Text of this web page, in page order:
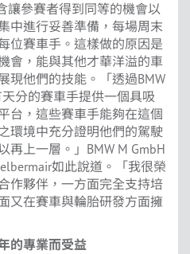
讓參賽者得到同等的機會以
中進行妥善準備，每場周末
位賽車手。這樣做的原因是
會，能與其他才華洋溢的車
現他們的技能。「透過BMW
分的賽車手提供一個具吸
台，這些賽車手能夠在這個
環境中充分證明他們的駕駛
再上一層。」BMW M GmbH
如此說道。「我很榮
作夥伴，一方面完全支持培
又在賽車與輪胎研發方面擁
的專業而受益